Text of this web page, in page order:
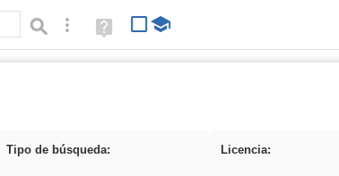
Búsqueda avanzada
Ayuda
(en
Tipo de búsqueda: Licencia: